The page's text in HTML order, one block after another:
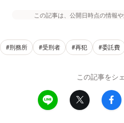
この記事は、公開日時点の情報
#刑務所 #受刑者 #再犯 #委託費
この記事をシ